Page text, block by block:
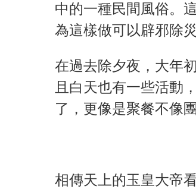
中的一種民間風俗。
為這樣做可以辟邪除
在過去除夕夜，大年
且白天也有一些活動
了，更像是聚餐不像團
相傳天上的玉皇大帝